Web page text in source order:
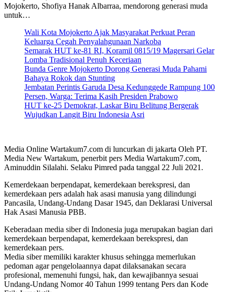
Mojokerto, Shofiya Hanak Albarraa, mendorong generasi muda
untuk…
Wali Kota Mojokerto Ajak Masyarakat Perkuat Peran
Keluarga Cegah Penyalahgunaan Narkoba
Semarak HUT ke-81 RI, Koramil 0815/19 Magersari Gelar
Lomba Tradisional Penuh Keceriaan
Bunda Genre Mojokerto Dorong Generasi Muda Pahami
Bahaya Rokok dan Stunting
Jembatan Perintis Garuda Desa Kedunggede Rampung 100
Persen, Warga: Terima Kasih Presiden Prabowo
HUT ke-25 Demokrat, Laskar Biru Belitung Bergerak
Wujudkan Langit Biru Indonesia Asri
Media Online Wartakum7.com di luncurkan di jakarta Oleh PT.
Media New Wartakum, penerbit pers Media Wartakum7.com,
Aminuddin Silalahi. Selaku Pimred pada tanggal 22 Juli 2021.
Kemerdekaan berpendapat, kemerdekaan berekspresi, dan
kemerdekaan pers adalah hak asasi manusia yang dilindungi
Pancasila, Undang-Undang Dasar 1945, dan Deklarasi Universal
Hak Asasi Manusia PBB.
Keberadaan media siber di Indonesia juga merupakan bagian dari
kemerdekaan berpendapat, kemerdekaan berekspresi, dan
kemerdekaan pers.
Media siber memiliki karakter khusus sehingga memerlukan
pedoman agar pengelolaannya dapat dilaksanakan secara
profesional, memenuhi fungsi, hak, dan kewajibannya sesuai
Undang-Undang Nomor 40 Tahun 1999 tentang Pers dan Kode